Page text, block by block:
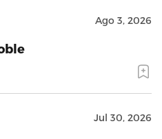
Ago 3, 2026
Jul 30, 2026